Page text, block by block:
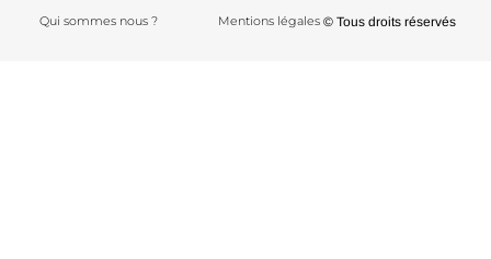
Qui sommes nous ? Mentions légales © Tous droits réservés